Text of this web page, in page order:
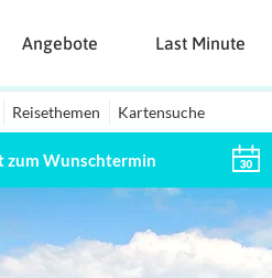
Angebote Last Minute
Reisethemen Kartensuche
zum Wunschtermin